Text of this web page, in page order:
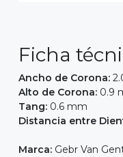
Ficha
Ancho de Corona:
Alto de Corona: 0.9
Tang: 0.6 mm
Distancia entre
Marca: Gebr Van